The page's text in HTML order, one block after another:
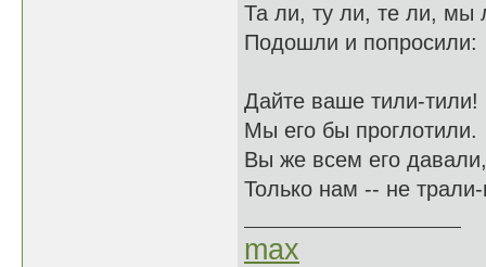
Та ли, ту ли, те ли, мы
Подошли и попросили:
Дайте ваше тили-тили!
Мы его бы проглотили.
Вы же всем его давали,
Только нам -- не
max